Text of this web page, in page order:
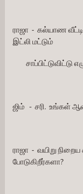
ராஜா  -  கல்யாண
இட்லி மட்டும்
சாப்பிட்டுவிட்டு
ஜிம்   -  சரி.
ராஜா  -  வயிறு
போடுகிறீர்களா?